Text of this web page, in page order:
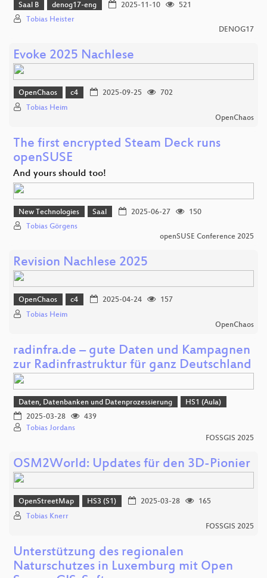
Saal B denog17-eng 2025-11-10
521
Tobias Heister
DENOG17
Evoke 2025 Nachlese
OpenChaos c4 2025-09-25
702
Tobias Heim
OpenChaos
The first encrypted Steam Deck runs
openSUSE
And yours should too!
New Technologies Saal 2025-06-27
150
Tobias Görgens
openSUSE Conference 2025
Revision Nachlese 2025
OpenChaos c4 2025-04-24
157
Tobias Heim
OpenChaos
radinfra.de – gute Daten und Kampagnen
zur Radinfrastruktur für ganz Deutschland
Daten, Datenbanken und Datenprozessierung
HS1 (Aula)
2025-03-28
439
Tobias Jordans
FOSSGIS 2025
OSM2World: Updates für den 3D-Pionier
OpenStreetMap HS3 (S1) 2025-03-28
165
Tobias Knerr
FOSSGIS 2025
Unterstützung des regionalen
Naturschutzes in Luxemburg mit Open